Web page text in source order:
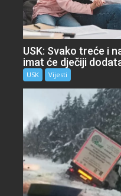
USK: Svako treće i
imat će dječiji
USK Vijesti